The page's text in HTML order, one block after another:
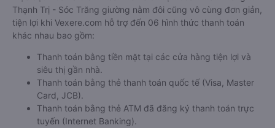
Thạnh Trị - Sóc Trăng giường nằm đôi cũng vô cùng đơn giản,
tiện lợi khi Vexere.com hỗ trợ đến 06 hình thức thanh toán
khác nhau bao gồm:
Thanh toán bằng tiền mặt tại các cửa hàng tiện lợi và
siêu thị gần nhà.
Thanh toán bằng thẻ thanh toán quốc tế (Visa, Master
Card, JCB).
Thanh toán bằng thẻ ATM đã đăng ký thanh toán trực
tuyến (Internet Banking).